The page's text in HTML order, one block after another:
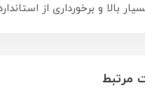
بالا و برخورداری از
مرتبط